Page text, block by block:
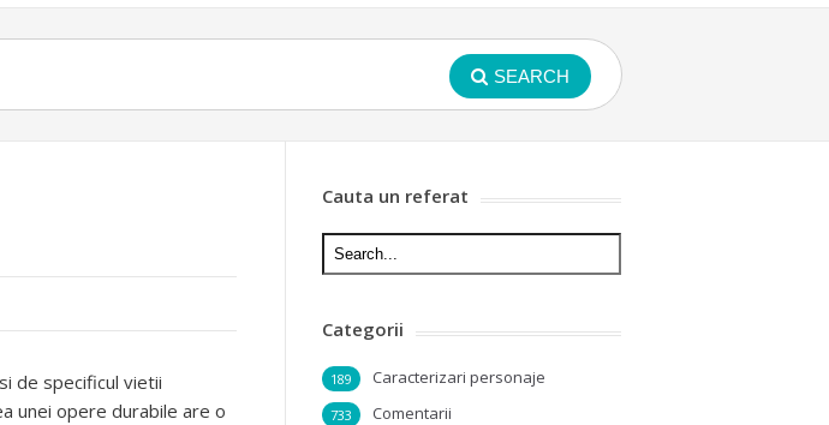
SEARCH
de specificul vietii
unei opere durabile are o
Cauta un referat
Categorii
Caracterizari personaje
189
Comentarii
733